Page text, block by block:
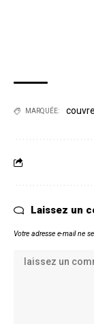
MARQUÉE:
Laissez un
Votre adresse e-mail ne